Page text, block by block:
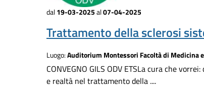
dal 19-03-2025 al07-04-2025
Trattamento della sclerosi
Luogo:Auditorium Montessori Facoltà di Medicina
CONVEGNO GILS ODV ETSLa cura che
e realtà nel trattamento della ....